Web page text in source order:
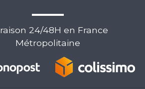
24/48H en France
Métropolitaine